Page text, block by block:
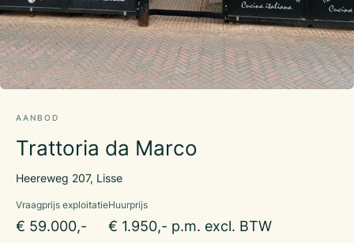
AANBOD
Trattoria da Marco
Heereweg 207, Lisse
Vraagprijs exploitatie
€ 59.000,-
Huurprijs
€ 1.950,- p.m. excl. BTW